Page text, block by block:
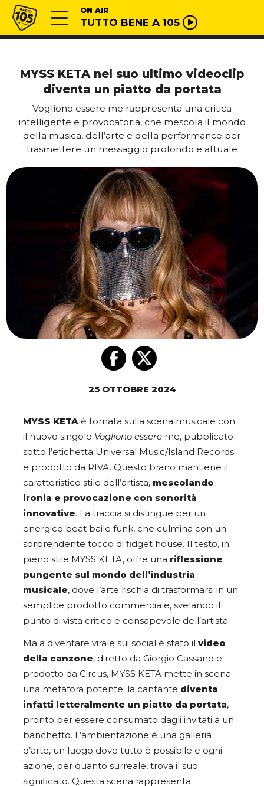
Vai al contenuto
Radio 105 ON AIR
TUTTO BENE A 105
MYSS KETA nel suo ultimo videoclip
diventa un piatto da portata
Vogliono essere me rappresenta una critica
intelligente e provocatoria, che mescola il mondo
della musica, dell’arte e della performance per
trasmettere un messaggio profondo e attuale
25 OTTOBRE 2024
MYSS KETA è tornata sulla scena musicale con
il nuovo singolo Vogliono essere me, pubblicato
sotto l’etichetta Universal Music/Island Records
e prodotto da RIVA. Questo brano mantiene il
caratteristico stile dell’artista, mescolando
ironia e provocazione con sonorità
innovative. La traccia si distingue per un
energico beat baile funk, che culmina con un
sorprendente tocco di fidget house. Il testo, in
pieno stile MYSS KETA, offre una riflessione
pungente sul mondo dell’industria
musicale, dove l’arte rischia di trasformarsi in un
semplice prodotto commerciale, svelando il
punto di vista critico e consapevole dell’artista.
Ma a diventare virale sui social è stato il video
della canzone, diretto da Giorgio Cassano e
prodotto da Circus, MYSS KETA mette in scena
una metafora potente: la cantante diventa
infatti letteralmente un piatto da portata,
pronto per essere consumato dagli invitati a un
banchetto. L’ambientazione è una galleria
d’arte, un luogo dove tutto è possibile e ogni
azione, per quanto surreale, trova il suo
significato. Questa scena rappresenta